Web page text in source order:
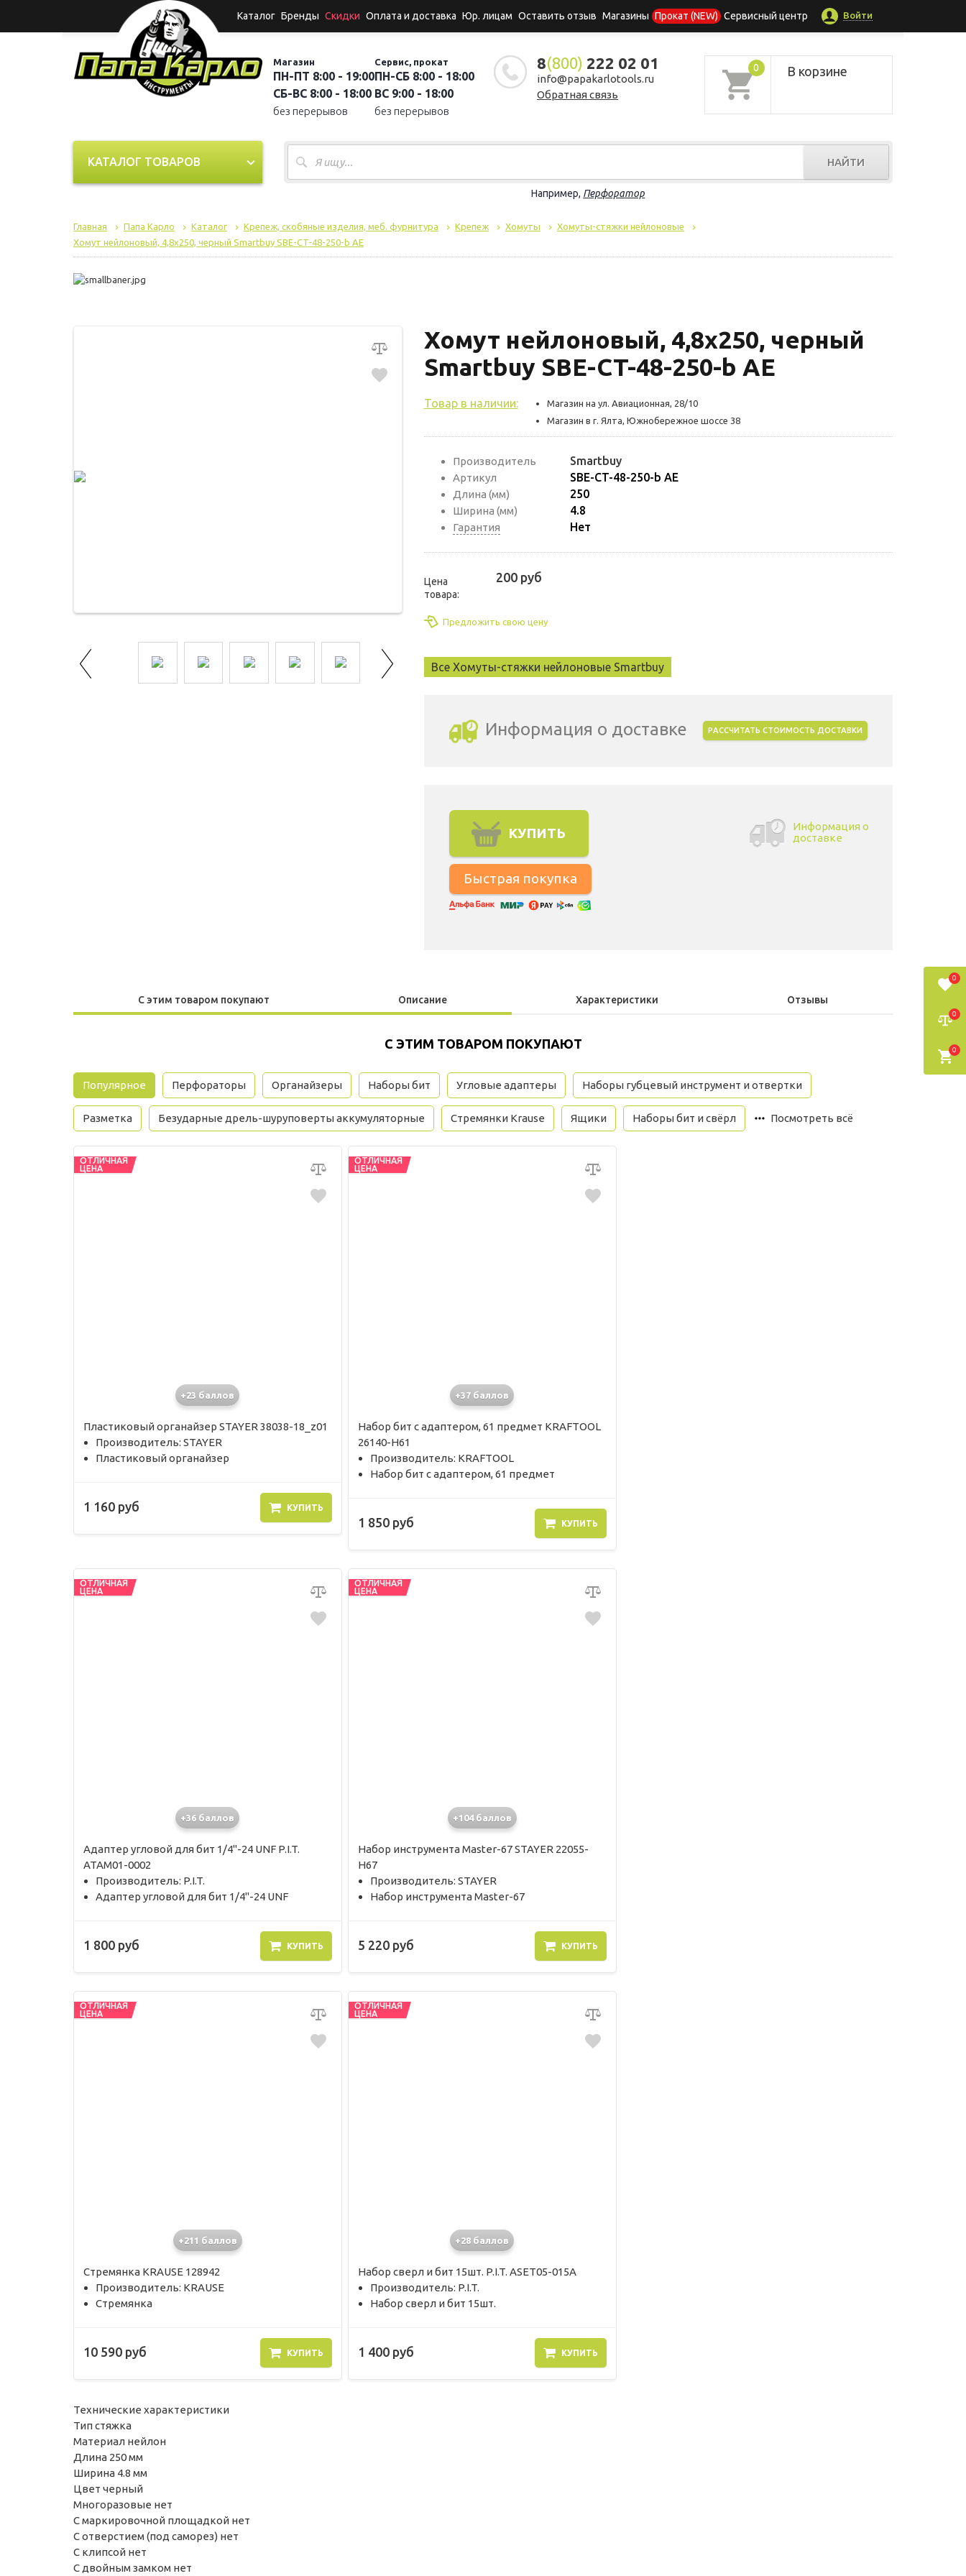
Каталог Бренды Скидки Оплата и доставка Юр. лицам Оставить отзыв Магазины Прокат (NEW) Сервисный центр Войти
Магазин
ПН-ПТ 8:00 - 19:00
СБ-ВС 8:00 - 18:00
без перерывов
Сервис, прокат
ПН-СБ 8:00 - 18:00
ВС 9:00 - 18:00
без перерывов
8(800) 222 02 01
info@papakarlotools.ru
Обратная связь
0 В корзине
НАЙТИ
Например, Перфоратор
КАТАЛОГ ТОВАРОВ
Главная Папа Карло Каталог Крепеж, скобяные изделия, меб. фурнитура Крепеж Хомуты
Хомуты-стяжки нейлоновые
Хомут нейлоновый, 4,8х250, черный Smartbuy SBE-CT-48-250-b AE
Хомут нейлоновый, 4,8х250, черный
Smartbuy SBE-CT-48-250-b AE
Товар в наличии:
Магазин на ул. Авиационная, 28/10
Магазин в г. Ялта, Южнобережное шоссе 38
Производитель Smartbuy
Артикул SBE-CT-48-250-b AE
Длина (мм) 250
Ширина (мм) 4.8
Гарантия Нет
Цена
товара:
200 руб
Предложить свою цену
Все Хомуты-стяжки нейлоновые Smartbuy
Информация о доставке РАССЧИТАТЬ СТОИМОСТЬ ДОСТАВКИ
КУПИТЬ
Информация о
доставке
С этим товаром покупают Описание Характеристики Отзывы
С ЭТИМ ТОВАРОМ ПОКУПАЮТ
Популярное Перфораторы Органайзеры Наборы бит Угловые адаптеры Наборы губцевый инструмент и отвертки
Разметка Безударные дрель-шуруповерты аккумуляторные Стремянки Krause Ящики Наборы бит и свёрл Посмотреть всё
ОТЛИЧНАЯ
ЦЕНА
+23 баллов
Пластиковый органайзер STAYER 38038-18_z01
Производитель: STAYER
Пластиковый органайзер
1 160 руб КУПИТЬ
ОТЛИЧНАЯ
ЦЕНА
+37 баллов
Набор бит с адаптером, 61 предмет KRAFTOOL
26140-H61
Производитель: KRAFTOOL
Набор бит с адаптером, 61 предмет
1 850 руб КУПИТЬ
ОТЛИЧНАЯ
ЦЕНА
+36 баллов
Адаптер угловой для бит 1/4"-24 UNF P.I.T.
ATAM01-0002
Производитель: P.I.T.
Адаптер угловой для бит 1/4"-24 UNF
1 800 руб КУПИТЬ
ОТЛИЧНАЯ
ЦЕНА
+104 баллов
Набор инструмента Master-67 STAYER 22055-
H67
Производитель: STAYER
Набор инструмента Master-67
5 220 руб КУПИТЬ
ОТЛИЧНАЯ
ЦЕНА
+211 баллов
Стремянка KRAUSE 128942
Производитель: KRAUSE
Стремянка
10 590 руб КУПИТЬ
ОТЛИЧНАЯ
ЦЕНА
+28 баллов
Набор сверл и бит 15шт. P.I.T. ASET05-015A
Производитель: P.I.T.
Набор сверл и бит 15шт.
1 400 руб КУПИТЬ
Технические характеристики
Тип стяжка
Материал нейлон
Длина 250 мм
Ширина 4.8 мм
Цвет черный
Многоразовые нет
С маркировочной площадкой нет
С отверстием (под саморез) нет
С клипсой нет
С двойным замком нет
0
0
0